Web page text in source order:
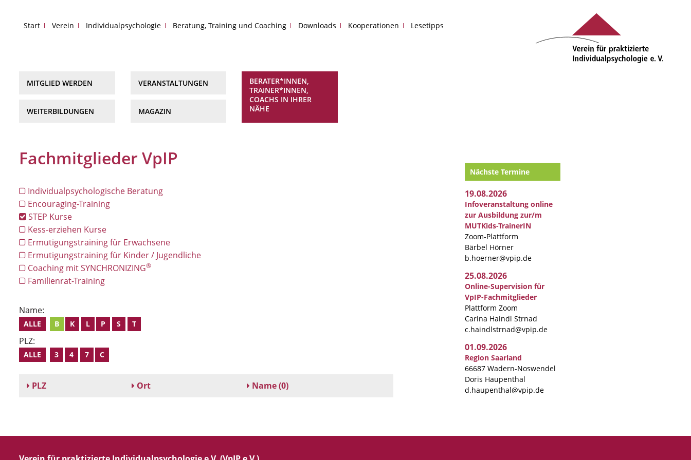
Start Verein Individualpsychologie Beratung, Training und Coaching Downloads Kooperationen Lesetipps
MITGLIED WERDEN
WEITERBILDUNGEN
VERANSTALTUNGEN
MAGAZIN
BERATER*INNEN,
TRAINER*INNEN,
COACHS IN IHRER
NÄHE
Fachmitglieder VpIP
Individualpsychologische Beratung
Encouraging-Training
STEP Kurse
Kess-erziehen Kurse
Ermutigungstraining für Erwachsene
Ermutigungstraining für Kinder / Jugendliche
Coaching mit SYNCHRONIZING®
Familienrat-Training
Name:
ALLE B K L P S T
PLZ:
ALLE 3 4 7 C
PLZ Ort Name(0)
Nächste Termine
19.08.2026
Infoveranstaltung online
zur Ausbildung zur/m
MUTKids-TrainerIN
Zoom-Plattform
Bärbel Hörner
b.hoerner@vpip.de
25.08.2026
Online-Supervision für
VpIP-Fachmitglieder
Plattform Zoom
Carina Haindl Strnad
c.haindlstrnad@vpip.de
01.09.2026
Region Saarland
66687 Wadern-Noswendel
Doris Haupenthal
d.haupenthal@vpip.de